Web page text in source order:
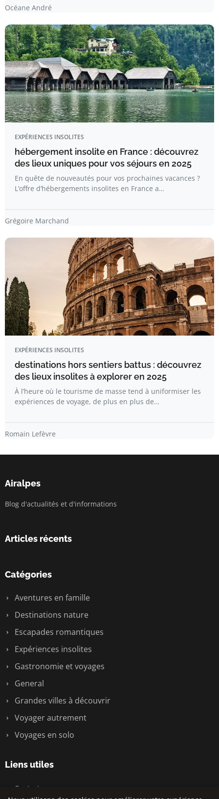
Océane André
EXPÉRIENCES INSOLITES
hébergement insolite en France : découvrez
des lieux uniques pour vos séjours en 2025
En quête de nouveautés pour vos prochaines vacances ?
L’offre d’hébergements insolites en France a…
Grégoire Marchand
EXPÉRIENCES INSOLITES
destinations hors sentiers battus : découvrez
des lieux insolites à explorer en 2025
À l’heure où le tourisme de masse tend à uniformiser les
expériences de voyage, de plus en plus de…
Romain Lefèvre
Airalpes
Blog d'actualités et d'informations
Articles récents
Catégories
Aventures en famille
Destinations nature
Escapades romantiques
Expériences insolites
Gastronomie et voyages
General
Grandes villes à découvrir
Voyager autrement
Voyages en solo
Liens utiles
Contact